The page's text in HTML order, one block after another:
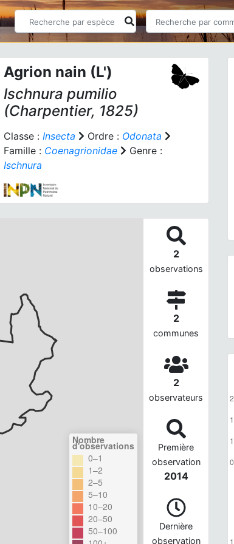
Agrion nain (L')
Ischnura pumilio
(Charpentier, 1825)
Classe : Insecta Ordre : Odonata
Famille : Coenagrionidae
Genre :
Ischnura
Nombre
d'observations
0–1
1–2
2–5
5–10
10–20
20–50
50–100
2
observations
2
communes
2
observateurs
Première
observation
2014
Dernière
observation